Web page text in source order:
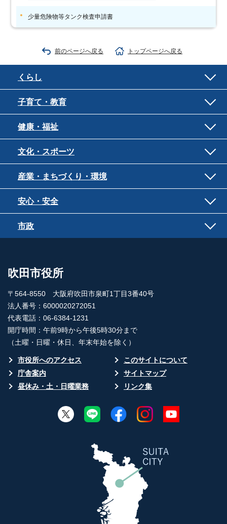
少量危険物等タンク検査申請書
前のページへ戻る トップページへ戻る
くらし
子育て・教育
健康・福祉
文化・スポーツ
産業・まちづくり・環境
安心・安全
市政
吹田市役所
〒564-8550 大阪府吹田市泉町1丁目3番40号
法人番号：6000020272051
代表電話：06-6384-1231
開庁時間：午前9時から午後5時30分まで
（土曜・日曜・休日、年末年始を除く）
市役所へのアクセス
このサイトについて
庁舎案内
サイトマップ
昼休み・土・日曜業務
リンク集